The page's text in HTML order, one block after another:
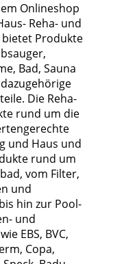
Onlineshop
Reha- und
bietet Produkte
Bad, Sauna
Die Reha-
rund um die
und Haus und
rund um
vom Filter,
und
hin zur Pool-
und
EBS, BVC,
Copa,